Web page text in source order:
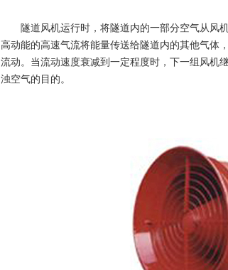
隧道风机运行时，将隧道内的一部分空气从风机
高动能的高速气流将能量传送给隧道内的其他气体
流动。当流动速度衰减到一定程度时，下一组风机
浊空气的目的。